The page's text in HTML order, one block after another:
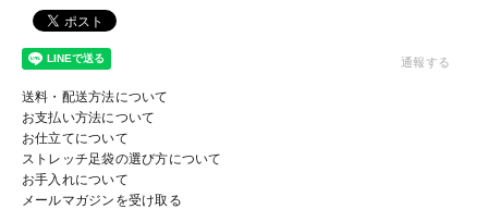
通報する
送料・配送方法について
お支払い方法について
お仕立てについて
ストレッチ足袋の選び方について
お手入れについて
メールマガジンを受け取る